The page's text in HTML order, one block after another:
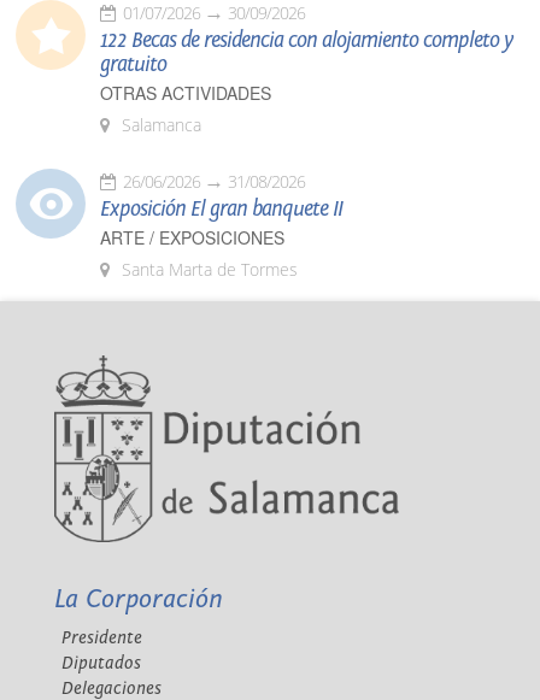
01/07/2026 30/09/2026
122 Becas de residencia con alojamiento completo y
gratuito
OTRAS ACTIVIDADES
Salamanca
26/06/2026 31/08/2026
Exposición El gran banquete II
ARTE / EXPOSICIONES
Santa Marta de Tormes
La Corporación
Presidente
Diputados
Delegaciones